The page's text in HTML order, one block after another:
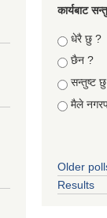
कार्यबाट
Choices
धेरै छु ?
छैन ?
सन्तुष्ट
मैले
Older
Results